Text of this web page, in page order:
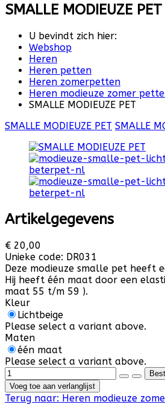
SMALLE MODIEUZE PET
U bevindt zich hier:
Webshop
Heren
Heren petten
Heren zomerpetten
Heren modieuze zomer
SMALLE MODIEUZE PET
SMALLE MODIEUZE PET SMALLE
Artikelgegevens
€ 20,00
Unieke code: DR031
Deze modieuze smalle pet heeft
Hij heeft één maat door een
maat 55 t/m 59 ).
Kleur
Lichtbeige
Please select a variant above.
Maten
één maat
Please select a variant above.
Voeg toe aan verlanglijst
Terug naar: Heren modieuze